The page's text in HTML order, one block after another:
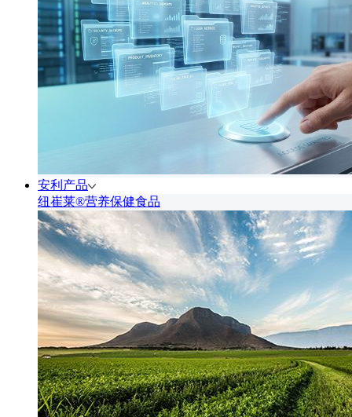
安利产品
纽崔莱®营养保健食品